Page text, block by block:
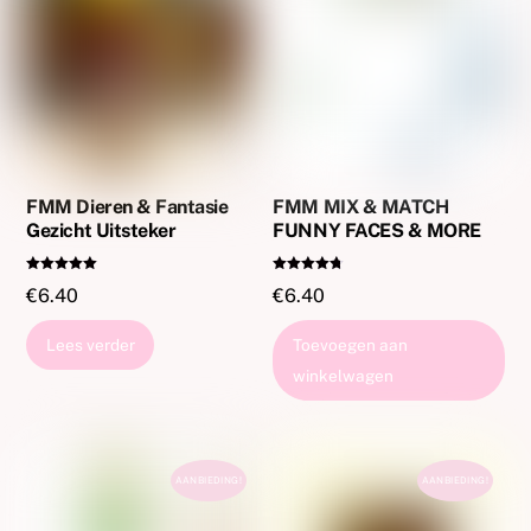
FMM Dieren & Fantasie
Gezicht Uitsteker
d
5.00
uit 5
€6.40
Lees verder
FMM MIX & MATCH
FUNNY FACES & MORE
d
4.67
uit 5
€6.40
Toevoegen aan
winkelwagen
AANBIEDING! AANBIEDING!